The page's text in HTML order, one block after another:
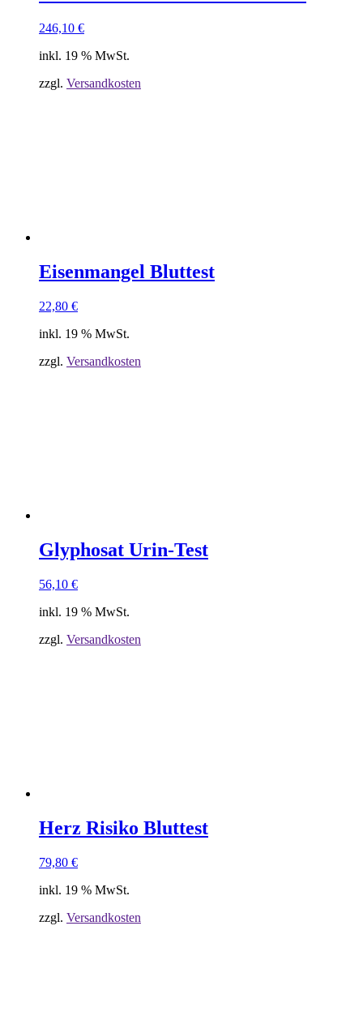
246,10 €
inkl. 19 % MwSt.
zzgl. Versandkosten
Eisenmangel Bluttest
22,80 €
inkl. 19 % MwSt.
zzgl. Versandkosten
Glyphosat Urin-Test
56,10 €
inkl. 19 % MwSt.
zzgl. Versandkosten
Herz Risiko Bluttest
79,80 €
inkl. 19 % MwSt.
zzgl. Versandkosten